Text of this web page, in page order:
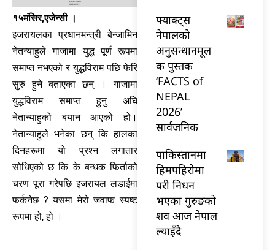
१५मंसिर,एजेन्सी ।
इजरायलका प्रधानमन्त्री बेन्जामिन
नेतन्याहुले गाजामा युद्ध पूर्ण रूपमा
समाप्त नभएको र युद्धविराम पछि फेरि
सुरु हुने बताएका छन् । गाजामा
युद्धविराम समाप्त हुनु अघि
नेतान्याहुको बयान आएको हो।
नेतान्याहुले भनेका छन् कि हालका
दिनहरूमा यो प्रश्न लगातार
सोधिएको छ कि के बन्धक फिर्ताको
चरण पूरा गरेपछि इजरायल लडाईमा
फर्कनेछ ? यसमा मेरो जवाफ स्पष्ट
रूपमा हो, हो ।
फ्याक्ट्स
नेपालको
अनुसन्धानमूल
क पुस्तक
‘FACTS of
NEPAL
2026’
सार्वजनिक
पाकिस्तानमा
हिमपहिरोमा
परी निधन
भएका गुरुङको
शव आज नेपाल
ल्याइँदै